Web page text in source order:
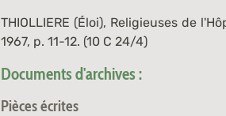
THIOLLIERE (Éloi), Religieuses de
1967, p. 11-12. (10 C 24/4)
Documents d'archives :
Pièces écrites